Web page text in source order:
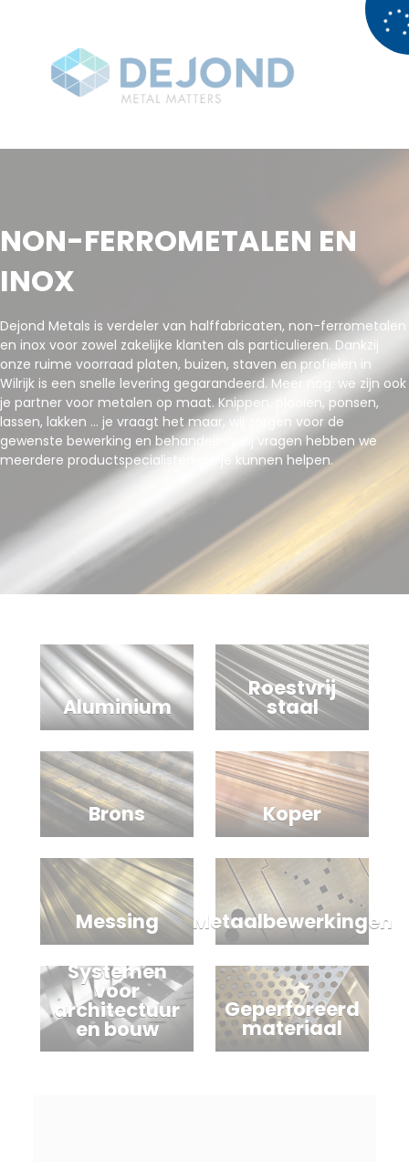
NON-FERROMETALEN EN
INOX
Dejond Metals is verdeler van halffabricaten, non-ferrometalen
en inox voor zowel zakelijke klanten als particulieren. Dankzij
onze ruime voorraad platen, buizen, staven en profielen in
Wilrijk is een snelle levering gegarandeerd. Meer nog: we zijn ook
je partner voor metalen op maat. Knippen, plooien, ponsen,
lassen, lakken … je vraagt het maar, wij zorgen voor de
gewenste bewerking en behandeling. Bij vragen hebben we
meerdere productspecialisten die je kunnen helpen.
Aluminium
Roestvrij
staal
Brons Koper
Messing
Metaalbewerkingen
Systemen
voor
architectuur
en bouw
Geperforeerd
materiaal